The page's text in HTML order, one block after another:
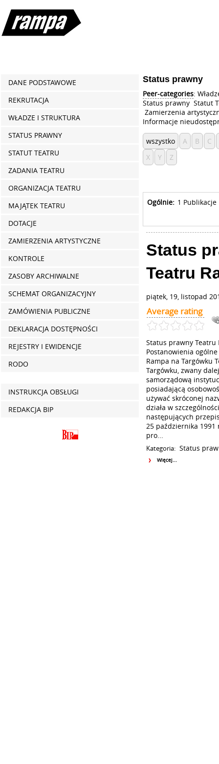
DANE PODSTAWOWE
REKRUTACJA
WŁADZE I STRUKTURA
STATUS PRAWNY
STATUT TEATRU
ZADANIA TEATRU
ORGANIZACJA TEATRU
MAJĄTEK TEATRU
DOTACJE
ZAMIERZENIA ARTYSTYCZNE
KONTROLE
ZASOBY ARCHIWALNE
SCHEMAT ORGANIZACYJNY
ZAMÓWIENIA PUBLICZNE
DEKLARACJA DOSTĘPNOŚCI
REJESTRY I EWIDENCJE
RODO
INSTRUKCJA OBSŁUGI
REDAKCJA BIP
Status prawny
Peer-categories:
Status prawny Statut
Zamierzenia
Informacje
wszystko A B
C
X
Y Z
Ogólnie: 1 Publikacje
Status
Teatru
piątek, 19, listopad
Average rating
Status prawny Teatru
Postanowienia
Rampa na Targówku
Targówku, zwany
samorządową
posiadającą
używać skróconej
działa w
następujących
25 października
pro...
Kategoria: Status
Więcej...